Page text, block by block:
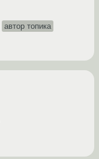
автор топика